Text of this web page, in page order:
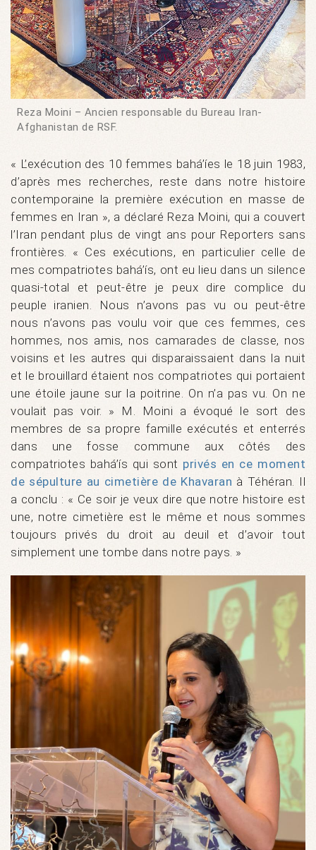
Reza Moini – Ancien responsable du Bureau Iran-
Afghanistan de RSF.
« L’exécution des 10 femmes bahá’íes le 18 juin 1983,
d’après mes recherches, reste dans notre histoire
contemporaine la première exécution en masse de
femmes en Iran », a déclaré Reza Moini, qui a couvert
l’Iran pendant plus de vingt ans pour Reporters sans
frontières. « Ces exécutions, en particulier celle de
mes compatriotes bahá’ís, ont eu lieu dans un silence
quasi-total et peut-être je peux dire complice du
peuple iranien. Nous n’avons pas vu ou peut-être
nous n’avons pas voulu voir que ces femmes, ces
hommes, nos amis, nos camarades de classe, nos
voisins et les autres qui disparaissaient dans la nuit
et le brouillard étaient nos compatriotes qui portaient
une étoile jaune sur la poitrine. On n’a pas vu. On ne
voulait pas voir. » M. Moini a évoqué le sort des
membres de sa propre famille exécutés et enterrés
dans une fosse commune aux côtés des
compatriotes bahá’ís qui sont privés en ce moment
de sépulture au cimetière de Khavaran à Téhéran. Il
a conclu : « Ce soir je veux dire que notre histoire est
une, notre cimetière est le même et nous sommes
toujours privés du droit au deuil et d’avoir tout
simplement une tombe dans notre pays. »